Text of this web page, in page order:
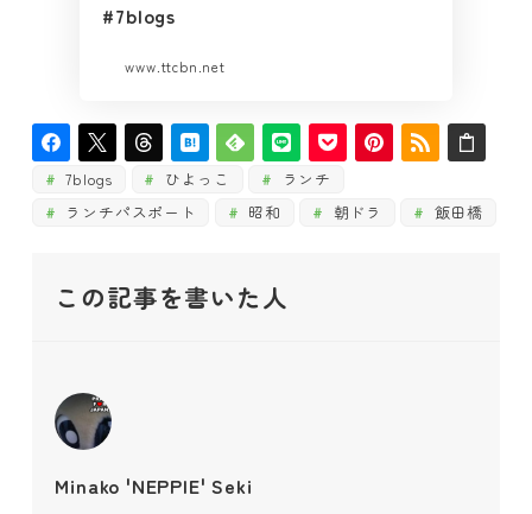
#7blogs
www.ttcbn.net
7blogs ひよっこ
ランチ
ランチパスポート
昭和 朝ドラ 飯田橋
この記事を書いた人
Minako 'NEPPIE' Seki